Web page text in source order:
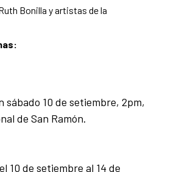
Bonilla y artistas de la
sábado 10 de setiembre, 2pm,
de San Ramón.
10 de setiembre al 14 de